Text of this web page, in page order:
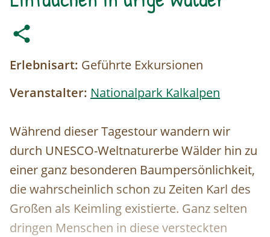
Erlebnisart: Geführte Exkursionen
Veranstalter: Nationalpark Kalkalpen
Während dieser Tagestour wandern wir
durch UNESCO-Weltnaturerbe Wälder hin zu
einer ganz besonderen Baumpersönlichkeit,
die wahrscheinlich schon zu Zeiten Karl des
Großen als Keimling existierte. Ganz selten
dringen Menschen in diese versteckten